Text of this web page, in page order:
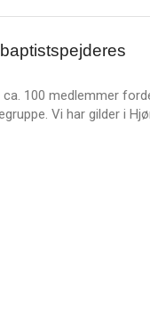
100 medlemmer
Vi har gilder i